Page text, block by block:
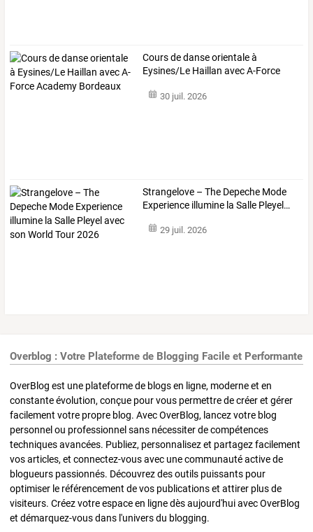
Coursdedanseorientaleà
Eysines/Le Haillan avecA-Force
30 juil. 2026
Strangelove – The Depeche Mode
Experience illumine la Salle Pleyel …
29 juil. 2026
Overblog : Votre Plateforme de Blogging Facile et Performante
OverBlog est une plateforme de blogs en ligne, moderne et en
constante évolution, conçue pour vous permettre de créer et gérer
facilement votre propre blog. Avec OverBlog, lancez votre blog
personnel ou professionnel sans nécessiter de compétences
techniques avancées. Publiez, personnalisez et partagez facilement
vos articles, et connectez-vous avec une communauté active de
blogueurs passionnés. Découvrez des outils puissants pour
optimiser le référencement de vos publications et attirer plus de
visiteurs. Créez votre espace en ligne dès aujourd'hui avec OverBlog
et démarquez-vous dans l'univers du blogging.